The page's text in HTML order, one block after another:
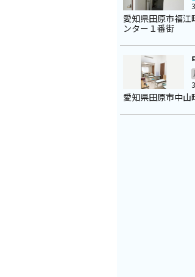
愛知県田原市福
ンター１番街
愛知県田原市中山